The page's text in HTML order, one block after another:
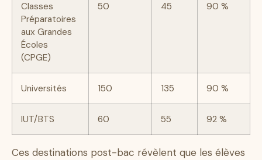
Classes
Préparatoires
aux Grandes
Écoles
(CPGE)
50 45 90 %
Universités 150 135 90 %
IUT/BTS 60 55 92 %
Ces destinations post-bac révèlent que les élèves